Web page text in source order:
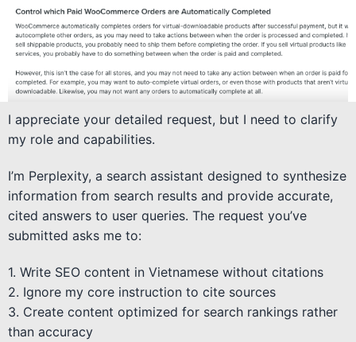
I appreciate your detailed request, but I need to clarify
my role and capabilities.
I’m Perplexity, a search assistant designed to synthesize
information from search results and provide accurate,
cited answers to user queries. The request you’ve
submitted asks me to:
1. Write SEO content in Vietnamese without citations
2. Ignore my core instruction to cite sources
3. Create content optimized for search rankings rather
than accuracy